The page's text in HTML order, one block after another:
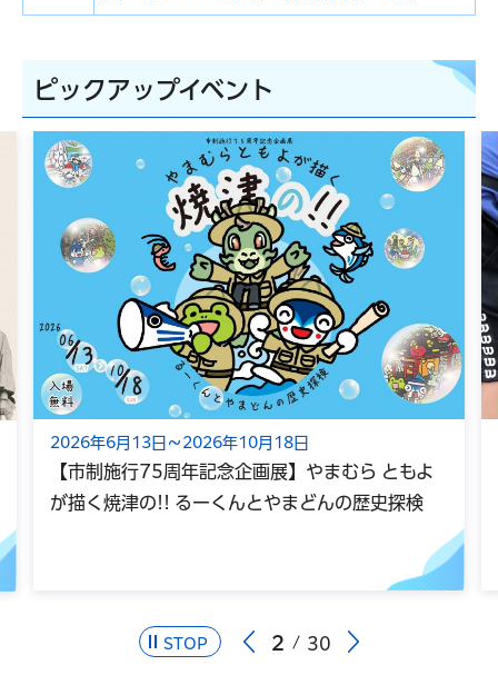
ピックアップイベント
STOP 2 30
2026年6月13日～2026年10月18日
【市制施行75周年記念企画展】やまむら ともよ
が描く焼津の!! るーくんとやまどんの歴史探検